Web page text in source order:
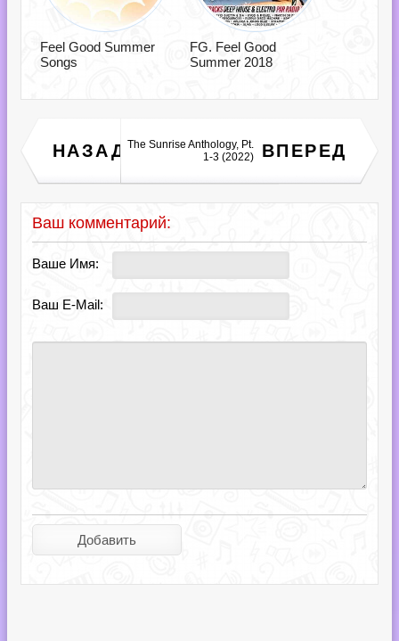
Feel Good Summer
Songs
FG. Feel Good
Summer 2018
НАЗАД
Ace Of Base - Beautiful
Life: The Singles Box
ВПЕРЕД
The Sunrise Anthology, Pt.
1-3 (2022)
Ваш комментарий:
Ваше Имя:
Ваш E-Mail: